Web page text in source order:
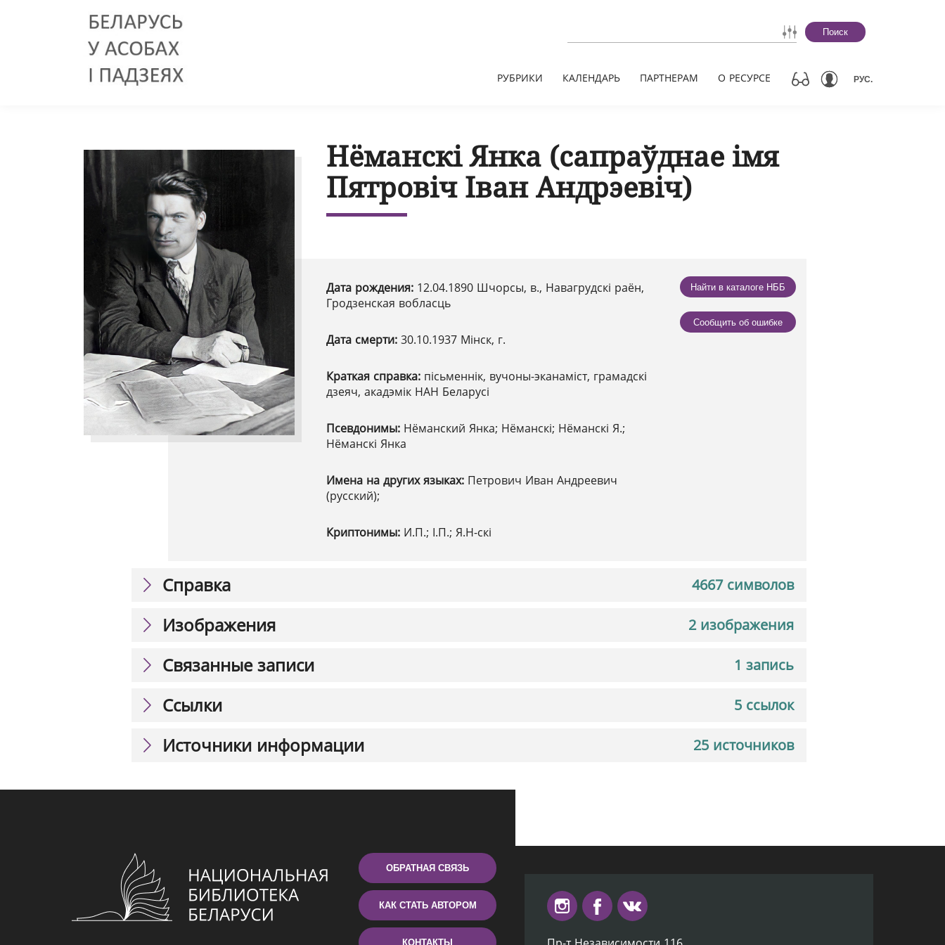
Поиск
РУБРИКИ КАЛЕНДАРЬ ПАРТНЕРАМ О РЕСУРСЕ РУС.
Нёманскі Янка (сапраўднае імя
Пятровіч Іван Андрэевіч)
Дата рождения: 12.04.1890 Шчорсы, в., Навагрудскі раён,
Гродзенская вобласць
Дата смерти: 30.10.1937 Мінск, г.
Краткая справка: пісьменнік, вучоны-эканаміст, грамадскі
дзеяч, акадэмік НАН Беларусі
Псевдонимы: Нёманский Янка; Нёманскі; Нёманскі Я.;
Нёманскі Янка
Имена на других языках: Петрович Иван Андреевич
(русский);
Криптонимы: И.П.; І.П.; Я.Н-скі
Найти в каталоге НББ
Сообщить об ошибке
4667 символов
Справка
2 изображения
Изображения
1 запись
Связанные записи
5 ссылок
Ссылки
25 источников
Источники информации
ОБРАТНАЯ СВЯЗЬ
КАК СТАТЬ АВТОРОМ
КОНТАКТЫ